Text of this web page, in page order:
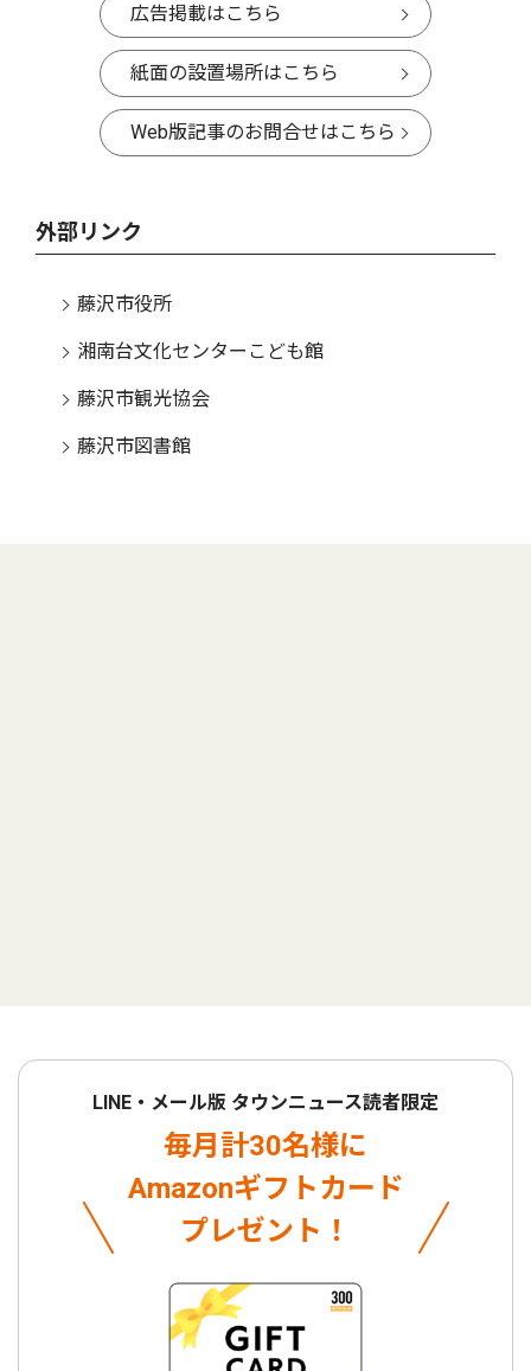
広告掲載はこちら
紙面の設置場所はこちら
Web版記事のお問合せはこちら
外部リンク
藤沢市役所
湘南台文化センターこども館
藤沢市観光協会
藤沢市図書館
LINE・メール版 タウンニュース読者限定
毎月計30名様に
Amazonギフトカード
プレゼント！